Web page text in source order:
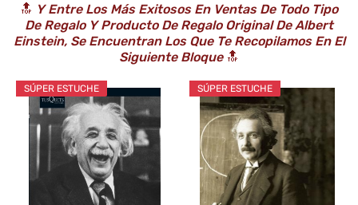
🔝 Y Entre Los Más Exitosos En Ventas De Todo Tipo
De Regalo Y Producto De Regalo Original De Albert
Einstein, Se Encuentran Los Que Te Recopilamos En El
Siguiente Bloque🔝
SÚPER ESTUCHE SÚPER ESTUCHE